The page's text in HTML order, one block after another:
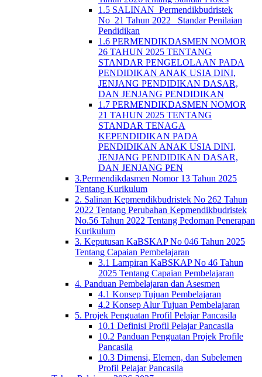
1.5 SALINAN_Permendikbudristek
No_21 Tahun 2022_ Standar Penilaian
Pendidikan
1.6 PERMENDIKDASMEN NOMOR
26 TAHUN 2025 TENTANG
STANDAR PENGELOLAAN PADA
PENDIDIKAN ANAK USIA DINI,
JENJANG PENDIDIKAN DASAR,
DAN JENJANG PENDIDIKAN
1.7 PERMENDIKDASMEN NOMOR
21 TAHUN 2025 TENTANG
STANDAR TENAGA
KEPENDIDIKAN PADA
PENDIDIKAN ANAK USIA DINI,
JENJANG PENDIDIKAN DASAR,
DAN JENJANG PEN
3.Permendikdasmen Nomor 13 Tahun 2025
Tentang Kurikulum
2. Salinan Kepmendikbudristek No 262 Tahun
2022 Tentang Perubahan Kepmendikbudristek
No.56 Tahun 2022 Tentang Pedoman Penerapan
Kurikulum
3. Keputusan KaBSKAP No 046 Tahun 2025
Tentang Capaian Pembelajaran
3.1 Lampiran KaBSKAP No 46 Tahun
2025 Tentang Capaian Pembelajaran
4. Panduan Pembelajaran dan Asesmen
4.1 Konsep Tujuan Pembelajaran
4.2 Konsep Alur Tujuan Pembelajaran
5. Projek Penguatan Profil Pelajar Pancasila
10.1 Definisi Profil Pelajar Pancasila
10.2 Panduan Penguatan Projek Profile
Pancasila
10.3 Dimensi, Elemen, dan Subelemen
Profil Pelajar Pancasila